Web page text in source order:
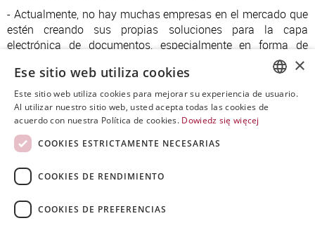
- Actualmente, no hay muchas empresas en el mercado que
estén creando sus propias soluciones para la capa
electrónica de documentos, especialmente en forma de
aplicaciones nativas. Esto sitúa a PWPW en un grupo muy
reducido y elitista - destaca Mariusz Kujawski, miembro del
consejo de administración de PWPW, que supervisa el
trabajo de los departamentos tecnológicos.
POLISH
×
Ese sitio web utiliza cookies
Este sitio web utiliza cookies para mejorar su experiencia de usuario.
Al utilizar nuestro sitio web, usted acepta todas las cookies de
acuerdo con nuestra Política de cookies. Dowiedz się więcej
COOKIES ESTRICTAMENTE NECESARIAS
COOKIES DE RENDIMIENTO
COOKIES DE PREFERENCIAS